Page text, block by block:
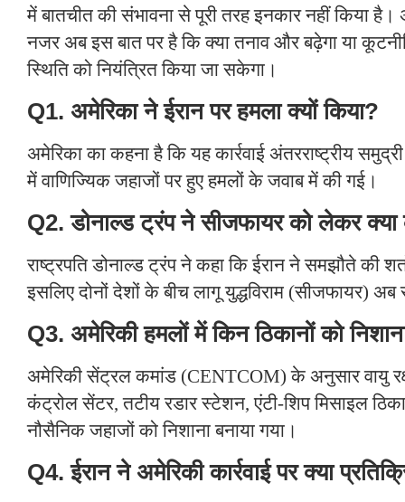
में बातचीत की संभावना से पूरी तरह इनकार नहीं किया है।
नजर अब इस बात पर है कि क्या तनाव और बढ़ेगा या
स्थिति को नियंत्रित किया जा सकेगा।
Q1. अमेरिका ने ईरान पर हमला क्यों किया?
अमेरिका का कहना है कि यह कार्रवाई अंतरराष्ट्रीय समुद्री
में वाणिज्यिक जहाजों पर हुए हमलों के जवाब में की गई।
Q2. डोनाल्ड ट्रंप ने सीजफायर को लेकर क्या
राष्ट्रपति डोनाल्ड ट्रंप ने कहा कि ईरान ने समझौते की
इसलिए दोनों देशों के बीच लागू युद्धविराम (सीजफायर) अब
Q3. अमेरिकी हमलों में किन ठिकानों को
अमेरिकी सेंट्रल कमांड (CENTCOM) के अनुसार वायु
कंट्रोल सेंटर, तटीय रडार स्टेशन, एंटी-शिप मिसाइल
नौसैनिक जहाजों को निशाना बनाया गया।
Q4. ईरान ने अमेरिकी कार्रवाई पर क्या